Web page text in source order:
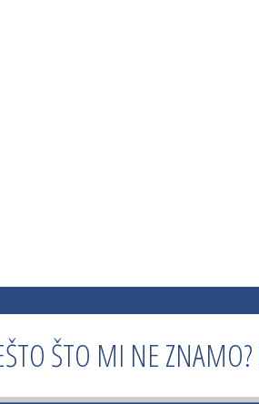
ŠTO MI NE ZNAMO?